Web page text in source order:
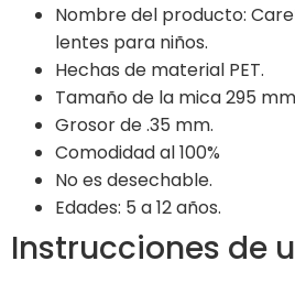
Nombre del producto:
lentes para niños.
Hechas de material PET.
Tamaño de la mica 295
Grosor de .35 mm.
Comodidad al 100%
No es desechable.
Edades: 5 a 12 años.
Instrucciones de